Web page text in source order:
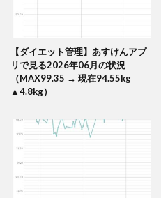
【ダイエット管理】あすけんアプ
リで見る2026年06月の状況
（MAX99.35 → 現在94.55kg
▲4.8kg）